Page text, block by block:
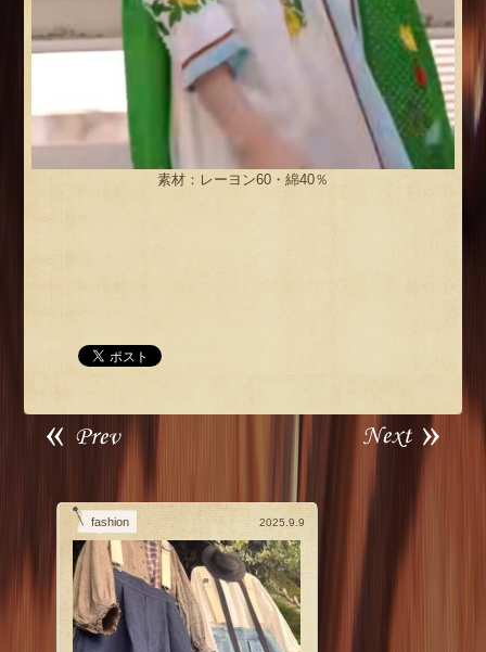
素材：レーヨン60・綿40％
fashion 2025.9.9